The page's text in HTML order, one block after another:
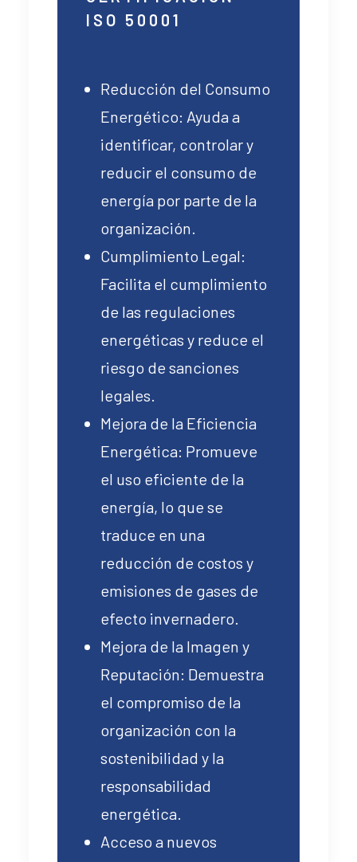
ISO 50001
Reducción del Consumo
Energético: Ayuda a
identificar, controlar y
reducir el consumo de
energía por parte de la
organización.
Cumplimiento Legal:
Facilita el cumplimiento
de las regulaciones
energéticas y reduce el
riesgo de sanciones
legales.
Mejora de la Eficiencia
Energética: Promueve
el uso eficiente de la
energía, lo que se
traduce en una
reducción de costos y
emisiones de gases de
efecto invernadero.
Mejora de la Imagen y
Reputación: Demuestra
el compromiso de la
organización con la
sostenibilidad y la
responsabilidad
energética.
Acceso a nuevos